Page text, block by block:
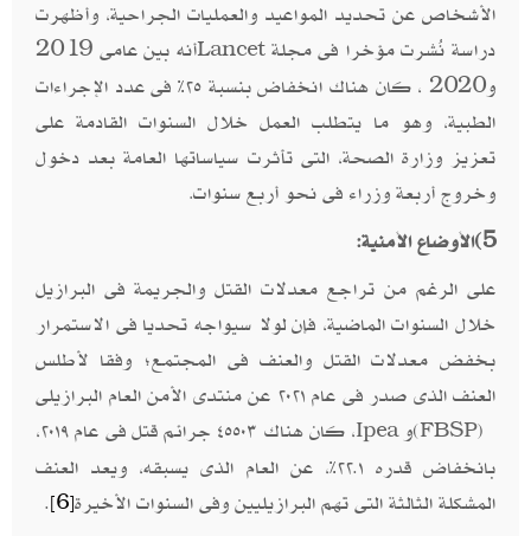
الأشخاص عن تحديد المواعيد والعمليات الجراحية، وأظهرت
دراسة نُشرت مؤخرا فى مجلة Lancet
أنه بين عامى 2019
و2020 ، كان هناك انخفاض بنسبة ٢٥٪ فى عدد الإجراءات
الطبية، وهو ما يتطلب العمل خلال السنوات القادمة على
تعزيز وزارة الصحة، التى تأثرت سياساتها العامة بعد دخول
وخروج أربعة وزراء فى نحو أربع سنوات.
5) الأوضاع الأمنية:
على الرغم من تراجع معدلات القتل والجريمة فى البرازيل
خلال السنوات الماضية، فإن لولا سيواجه تحديا فى الاستمرار
بخفض معدلات القتل والعنف فى المجتمع؛ وفقا لأطلس
العنف الذى صدر فى عام ٢٠٢١ عن منتدى الأمن العام البرازيلى
(FBSP)و Ipea
، كان هناك ٤٥٥٠٣ جرائم قتل فى عام ٢٠١٩،
بانخفاض قدره ٢٢.١٪، عن العام الذى يسبقه، ويعد العنف
المشكلة الثالثة التى تهم البرازيليين وفى السنوات الأخيرة[6]
.